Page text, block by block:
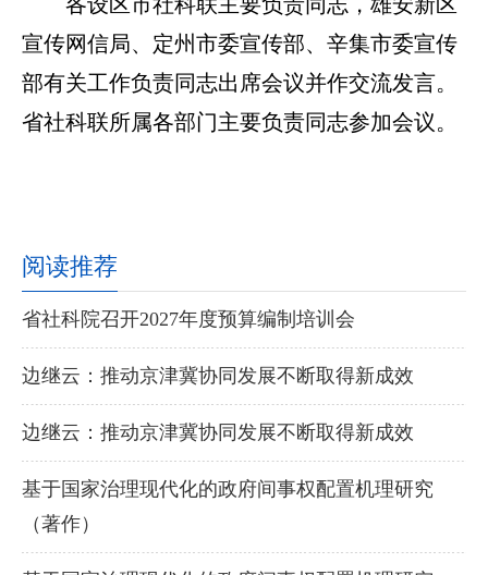
宣传网信局、定州市委宣传部、辛集市委宣传
部有关工作负责同志出席会议并作交流发言。
省社科联所属各部门主要负责同志参加会议。
阅读推荐
省社科院召开2027年度预算编制培训会
边继云：推动京津冀协同发展不断取得新成效
边继云：推动京津冀协同发展不断取得新成效
基于国家治理现代化的政府间事权配置机理研究
（著作）